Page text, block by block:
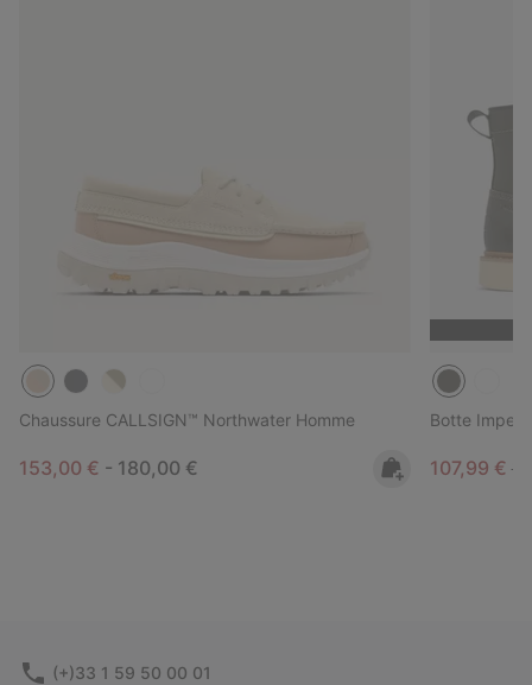
Chaussure CALLSIGN™ Northwater Homme
Minimum sale price:
153,00 € - Maximum price:
180,00 €
Botte
Sale price:
107,99 €
(+)33 1 59 50 00 01